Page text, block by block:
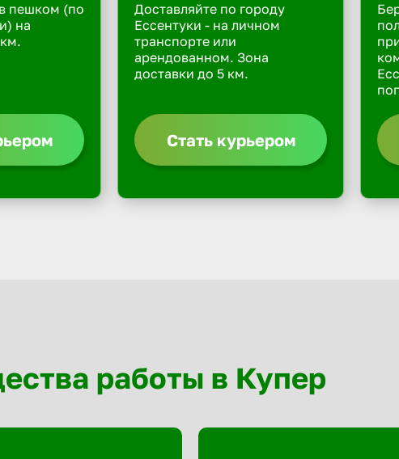
пешком (по
на
Доставляйте по городу
Ессентуки - на личном
транспорте или
арендованном. Зона
доставки до 5 км.
Стать курьером
работы в Купер